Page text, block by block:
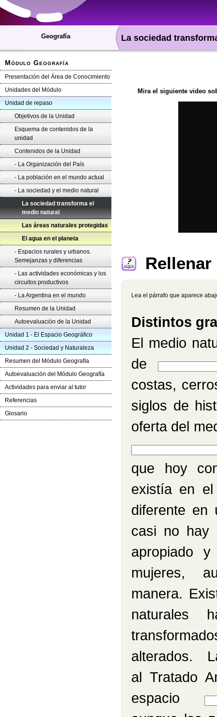
Geografía
Módulo Geografía
Presentación del Área de Conocimiento
Unidades del Módulo
Unidad de repaso
Objetivos de la Unidad
Esquema de contenidos de la
unidad
Contenidos de la Unidad
- La Organización del País
- La población en el mundo actual
- La sociedad y el medio natural
La sociedad transforma el
medio natural
Las áreas naturales protegidas
El agua en el planeta
- Espacios rurales y urbanos.
Semejanzas y diferencias
- Las actividades económicas y los
circuitos productivos
- La Argentina en el mundo
Resumen de la Unidad
Autoevaluación de la Unidad
Unidad 1 - El Espacio Geográfico
Unidad 2 - Sociedad y Naturaleza
Resumen del Módulo Geografía
Autoevaluación del Módulo Geografía
Actividades para enviar al tutor
Referencias
Glosario
La sociedad
Mira el siguiente video
Lea el párrafo que aparece
Distintos
El medio
de
costas,
siglos de
oferta del
que hoy
existía en el
diferente en
casi no hay
apropiado
mujeres,
manera.
naturales
alterados.
al Tratado
espacio